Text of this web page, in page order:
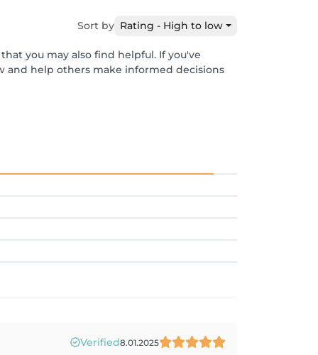
Sort by Rating - High to low
you may also find helpful. If you've
and help others make informed decisions
Verified8.01.2025